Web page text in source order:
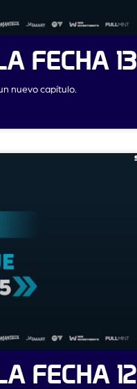
FECHA 13
nuevo capítulo.
FECHA 12